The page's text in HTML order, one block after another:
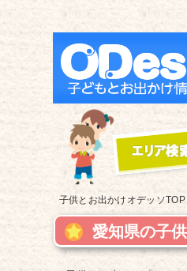
子供とお出かけ オデッソTOP
愛知県の子